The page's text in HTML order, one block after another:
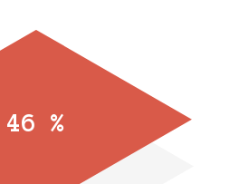
46 %